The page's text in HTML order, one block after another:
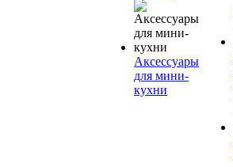
Аксессуары
для мини-
кухни